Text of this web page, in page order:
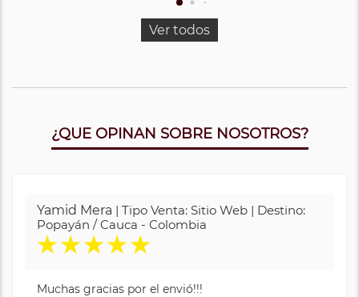
Ver todos
¿QUE OPINAN SOBRE NOSOTROS?
Yamid Mera | Tipo Venta: Sitio Web | Destino:
Popayán / Cauca - Colombia
★★★★★
Muchas gracias por el envió!!!